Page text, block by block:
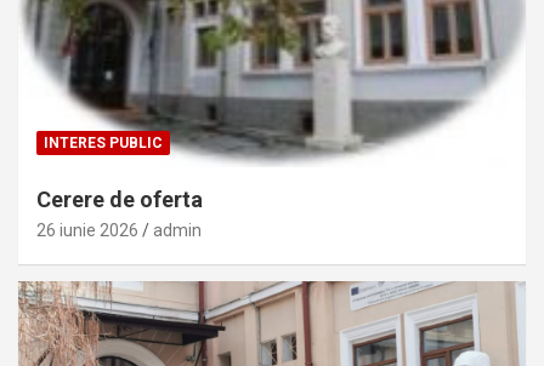
INTERES PUBLIC
Cerere de oferta
26 iunie 2026 admin